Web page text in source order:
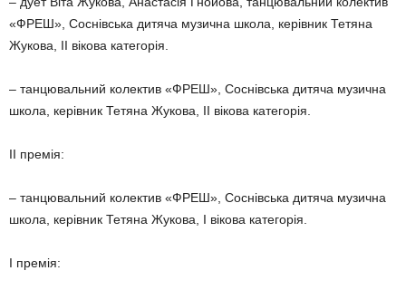
«ФРЕШ», Соснівська дитяча музична школа, керівник Тетяна
Жукова, ІІ вікова категорія.
– танцювальний колектив «ФРЕШ», Соснівська дитяча музична
школа, керівник Тетяна Жукова, ІІ вікова категорія.
ІІ премія:
– танцювальний колектив «ФРЕШ», Соснівська дитяча музична
школа, керівник Тетяна Жукова, І вікова категорія.
І премія: